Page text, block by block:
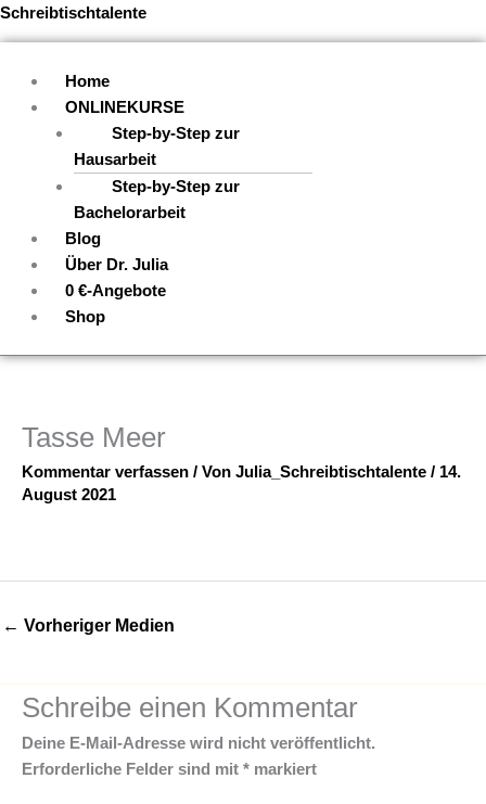
Zum
Inhalt
Schreibtischtalente
Menü
Home
ONLINEKURSE
Step-by-Step zur
Hausarbeit
Step-by-Step zur
Bachelorarbeit
Blog
Über Dr. Julia
0 €-Angebote
Shop
Tasse Meer
Kommentar verfassen / Von Julia_Schreibtischtalente / 14.
August 2021
← Vorheriger Medien
Schreibe einen Kommentar
Deine E-Mail-Adresse wird nicht veröffentlicht.
Erforderliche Felder sind mit * markiert